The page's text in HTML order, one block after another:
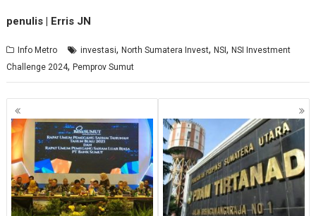
penulis | Erris JN
Info Metro investasi,North Sumatera Invest,NSI,NSI Investment
Challenge 2024,Pemprov Sumut
Navigasi
pos